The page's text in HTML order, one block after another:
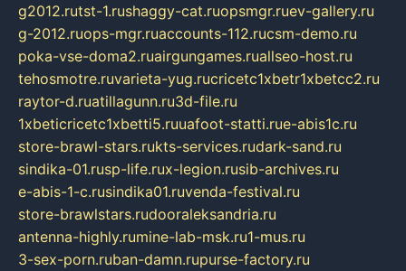
g2012.rutst-1.rushaggy-cat.ruopsmgr.ruev-gallery.ru
g-2012.ruops-mgr.ruaccounts-112.rucsm-demo.ru
poka-vse-doma2.ruairgungames.ruallseo-host.ru
tehosmotre.ruvarieta-yug.rucricetc1xbetr1xbetcc2.ru
raytor-d.ruatillagunn.ru3d-file.ru
1xbeticricetc1xbetti5.ruuafoot-statti.rue-abis1c.ru
store-brawl-stars.rukts-services.rudark-sand.ru
sindika-01.rusp-life.rux-legion.rusib-archives.ru
e-abis-1-c.rusindika01.ruvenda-festival.ru
store-brawlstars.rudooraleksandria.ru
antenna-highly.rumine-lab-msk.ru1-mus.ru
3-sex-porn.ruban-damn.rupurse-factory.ru